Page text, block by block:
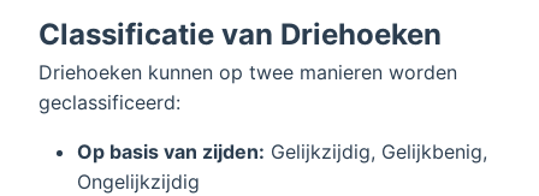
Classificatie van Driehoeken
Driehoeken kunnen op twee manieren worden
geclassificeerd:
Op basis van zijden: Gelijkzijdig, Gelijkbenig,
Ongelijkzijdig